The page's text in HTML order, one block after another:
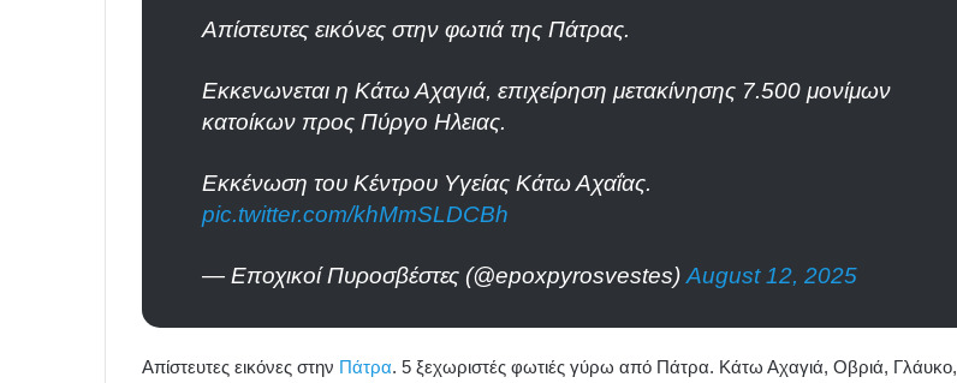
Απίστευτες εικόνες στην φωτιά της Πάτρας.
Εκκενωνεται η Κάτω Αχαγιά, επιχείρηση μετακίνησης 7.500 μονίμων
κατοίκων προς Πύργο Ηλειας.
Εκκένωση του Κέντρου Υγείας Κάτω Αχαΐας.
pic.twitter.com/khMmSLDCBh
— Εποχικοί Πυροσβέστες (@epoxpyrosvestes)August 12, 2025
Απίστευτες εικόνες στην Πάτρα. 5 ξεχωριστές φωτιές γύρω από Πάτρα. Κάτω Αχαγιά, Οβριά, Γλάυκο,